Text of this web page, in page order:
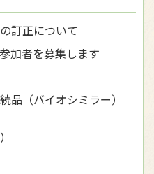
訂正について
加者を募集します
品（バイオシミラー）